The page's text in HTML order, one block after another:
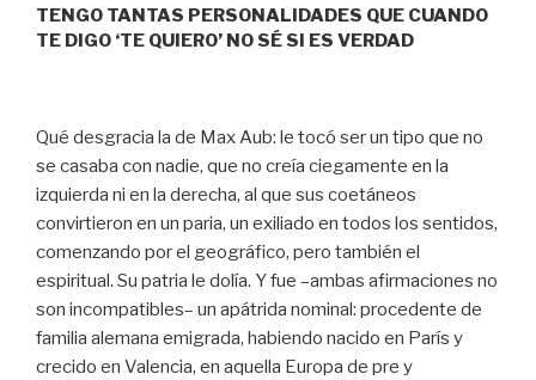
TENGO TANTAS PERSONALIDADES QUE CUANDO
TE DIGO ‘TE QUIERO’ NO SÉ SI ES VERDAD
Qué desgracia la de Max Aub: le tocó ser un tipo que no
se casaba con nadie, que no creía ciegamente en la
izquierda ni en la derecha, al que sus coetáneos
convirtieron en un paria, un exiliado en todos los sentidos,
comenzando por el geográfico, pero también el
espiritual. Su patria le dolía. Y fue –ambas afirmaciones no
son incompatibles– un apátrida nominal: procedente de
familia alemana emigrada, habiendo nacido en París y
crecido en Valencia, en aquella Europa de pre y